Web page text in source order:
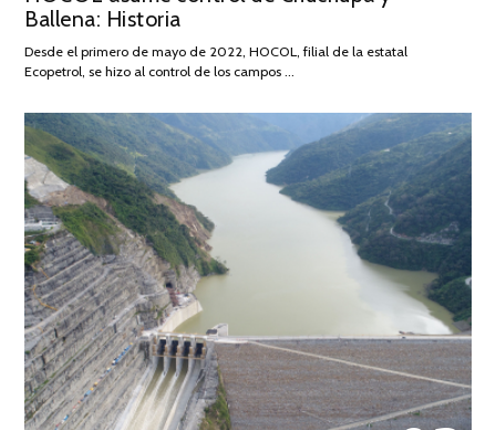
2026
Ballena: Historia
Desde el primero de mayo de 2022, HOCOL, filial de la estatal
Ecopetrol, se hizo al control de los campos …